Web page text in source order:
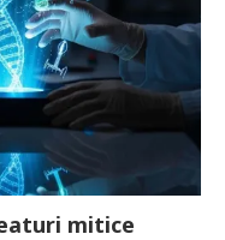
mitice